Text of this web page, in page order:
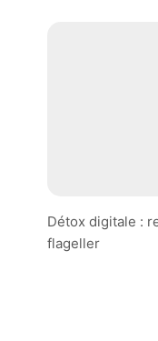
Détox digitale :
flageller